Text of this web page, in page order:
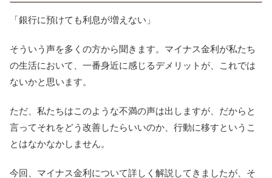
「銀行に預けても利息が増えない」
そういう声を多くの方から聞きます。マイナス金利が私たち
の生活において、一番身近に感じるデメリットが、これでは
ないかと思います。
ただ、私たちはこのような不満の声は出しますが、だからと
言ってそれをどう改善したらいいのか、行動に移すというこ
とはなかなかしません。
今回、マイナス金利について詳しく解説してきましたが、そ